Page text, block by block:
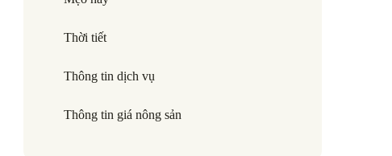
Thời tiết
Thông tin dịch vụ
Thông tin giá nông sản